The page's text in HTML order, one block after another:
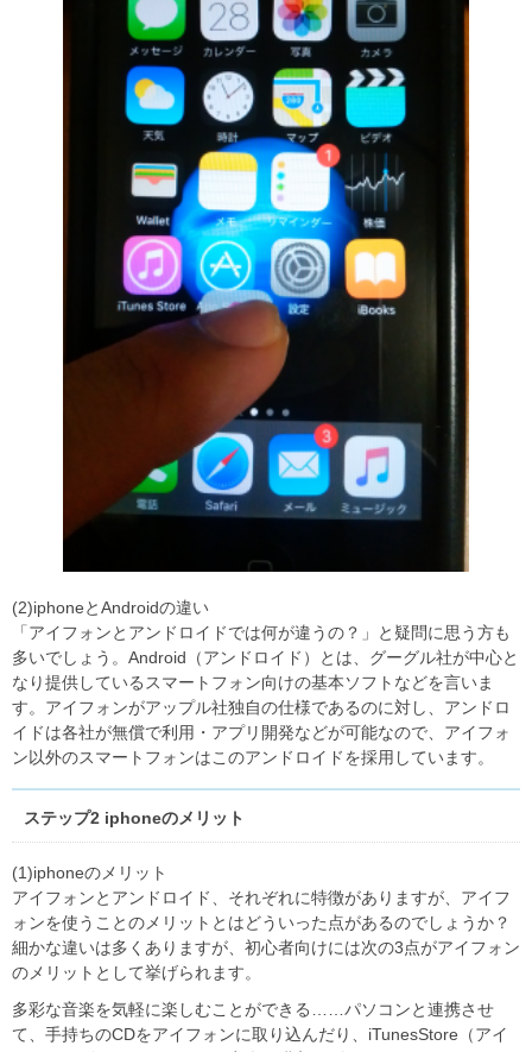
(2)iphoneとAndroidの違い
「アイフォンとアンドロイドでは何が違うの？」と疑問に思う方も
多いでしょう。Android（アンドロイド）とは、グーグル社が中心と
なり提供しているスマートフォン向けの基本ソフトなどを言いま
す。アイフォンがアップル社独自の仕様であるのに対し、アンドロ
イドは各社が無償で利用・アプリ開発などが可能なので、アイフォ
ン以外のスマートフォンはこのアンドロイドを採用しています。
ステップ2 iphoneのメリット
(1)iphoneのメリット
アイフォンとアンドロイド、それぞれに特徴がありますが、アイフ
ォンを使うことのメリットとはどういった点があるのでしょうか？
細かな違いは多くありますが、初心者向けには次の3点がアイフォン
のメリットとして挙げられます。
多彩な音楽を気軽に楽しむことができる……パソコンと連携させ
て、手持ちのCDをアイフォンに取り込んだり、iTunesStore（アイ